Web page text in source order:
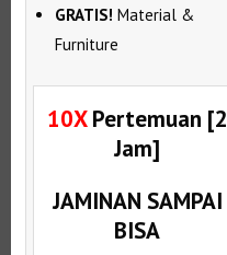
GRATIS! Material &
Furniture
10XPertemuan [2
Jam]
JAMINAN SAMPAI
BISA